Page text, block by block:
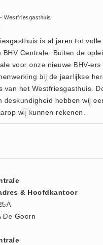
kompressen (3)
gewrichten (0)
mineralen (0)
Paneel
Paneel (0)
(1)
(9)
NEN-3140
NEN-3140 (1)
Westfriesgasthuis
is al jaren tot
BHV Centrale. Buiten de
voor onze nieuwe BHV-
bij de jaarlijkse
van het Westfriesgasthuis.
deskundigheid hebben wij
wij kunnen rekenen.
& Hoofdkantoor
De Goorn